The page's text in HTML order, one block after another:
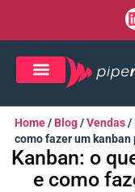
Home/ Blog/Vendas/
como fazer um kanban
Kanban: o
e como